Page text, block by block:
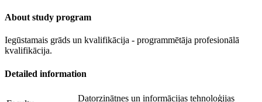
About study program
Iegūstamais grāds un kvalifikācija - programmētāja profesionālā
kvalifikācija.
Detailed information
Datorzinātnes un informācijas tehnoloģijas